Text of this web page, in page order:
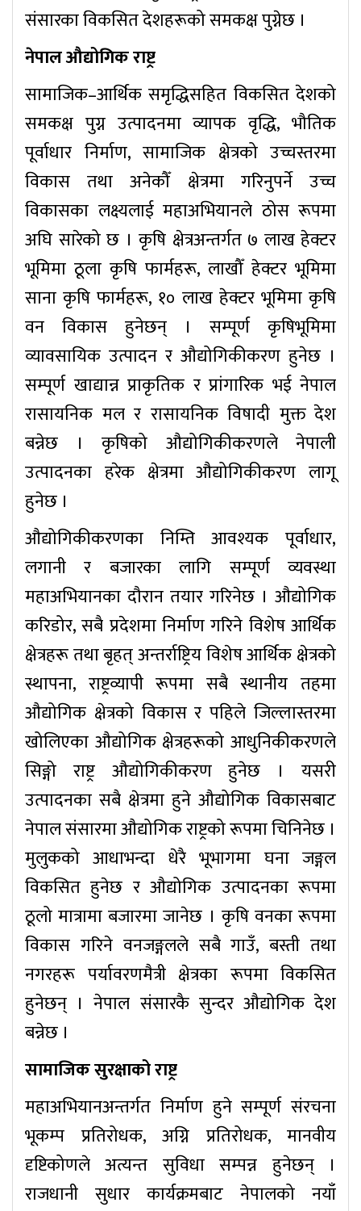
संसारका विकसित देशहरूको समकक्ष पुग्नेछ ।
नेपाल औद्योगिक राष्ट्र
सामाजिक–आर्थिक समृद्धिसहित विकसित देशको
समकक्ष पुग्न उत्पादनमा व्यापक वृद्धि, भौतिक
पूर्वाधार निर्माण, सामाजिक क्षेत्रको उच्चस्तरमा
विकास तथा अनेकौँ क्षेत्रमा गरिनुपर्ने उच्च
विकासका लक्ष्यलाई महाअभियानले ठोस रूपमा
अघि सारेको छ । कृषि क्षेत्रअन्तर्गत ७ लाख हेक्टर
भूमिमा ठूला कृषि फार्महरू, लाखौँ हेक्टर भूमिमा
साना कृषि फार्महरू, १० लाख हेक्टर भूमिमा कृषि
वन विकास हुनेछन् । सम्पूर्ण कृषिभूमिमा
व्यावसायिक उत्पादन र औद्योगिकीकरण हुनेछ ।
सम्पूर्ण खाद्यान्न प्राकृतिक र प्रांगारिक भई नेपाल
रासायनिक मल र रासायनिक विषादी मुक्त देश
बन्नेछ । कृषिको औद्योगिकीकरणले नेपाली
उत्पादनका हरेक क्षेत्रमा औद्योगिकीकरण लागू
हुनेछ ।
औद्योगिकीकरणका निम्ति आवश्यक पूर्वाधार,
लगानी र बजारका लागि सम्पूर्ण व्यवस्था
महाअभियानका दौरान तयार गरिनेछ । औद्योगिक
करिडोर, सबै प्रदेशमा निर्माण गरिने विशेष आर्थिक
क्षेत्रहरू तथा बृहत् अन्तर्राष्ट्रिय विशेष आर्थिक क्षेत्रको
स्थापना, राष्ट्रव्यापी रूपमा सबै स्थानीय तहमा
औद्योगिक क्षेत्रको विकास र पहिले जिल्लास्तरमा
खोलिएका औद्योगिक क्षेत्रहरूको आधुनिकीकरणले
सिङ्गो राष्ट्र औद्योगिकीकरण हुनेछ । यसरी
उत्पादनका सबै क्षेत्रमा हुने औद्योगिक विकासबाट
नेपाल संसारमा औद्योगिक राष्ट्रको रूपमा चिनिनेछ ।
मुलुकको आधाभन्दा धेरै भूभागमा घना जङ्गल
विकसित हुनेछ र औद्योगिक उत्पादनका रूपमा
ठूलो मात्रामा बजारमा जानेछ । कृषि वनका रूपमा
विकास गरिने वनजङ्गलले सबै गाउँ, बस्ती तथा
नगरहरू पर्यावरणमैत्री क्षेत्रका रूपमा विकसित
हुनेछन् । नेपाल संसारकै सुन्दर औद्योगिक देश
बन्नेछ ।
सामाजिक सुरक्षाको राष्ट्र
महाअभियानअन्तर्गत निर्माण हुने सम्पूर्ण संरचना
भूकम्प प्रतिरोधक, अग्नि प्रतिरोधक, मानवीय
दृष्टिकोणले अत्यन्त सुविधा सम्पन्न हुनेछन् ।
राजधानी सुधार कार्यक्रमबाट नेपालको नयाँ